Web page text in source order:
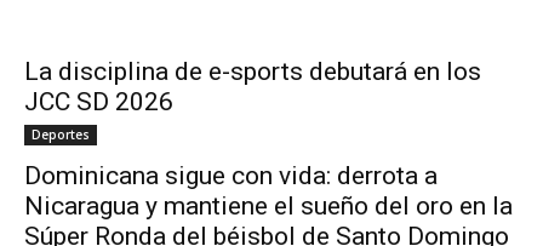
La disciplina de e-sports debutará en los
JCC SD 2026
Deportes
Dominicana sigue con vida: derrota a
Nicaragua y mantiene el sueño del oro en la
Súper Ronda del béisbol de Santo Domingo